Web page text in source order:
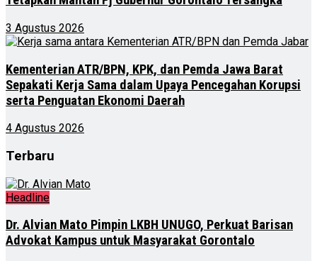
3 Agustus 2026
Kementerian ATR/BPN, KPK, dan Pemda Jawa Barat
Sepakati Kerja Sama dalam Upaya Pencegahan Korupsi
serta Penguatan Ekonomi Daerah
4 Agustus 2026
Terbaru
Headline
Dr. Alvian Mato Pimpin LKBH UNUGO, Perkuat Barisan
Advokat Kampus untuk Masyarakat Gorontalo